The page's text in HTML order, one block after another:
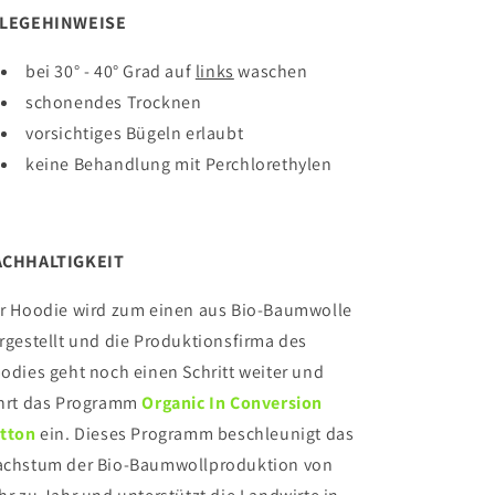
bei 30° - 40° Grad auf links waschen
schonendes Trocknen
vorsichtiges Bügeln erlaubt
keine Behandlung mit Perchlorethylen
Hoodie wird zum einen aus Bio-Baumwolle
und die Produktionsfirma des
geht noch einen Schritt weiter und
das ProgrammOrganic In Conversion
ein. Dieses Programm beschleunigt das
der Bio-Baumwollproduktion von